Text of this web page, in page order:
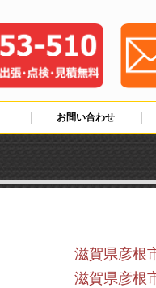
お問い合わせ
滋賀県彦根
滋賀県彦根